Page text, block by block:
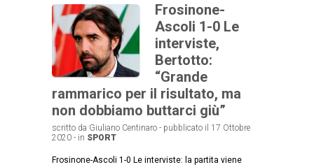
Frosinone-
Ascoli 1-0 Le
interviste,
Bertotto:
“Grande
rammarico per il risultato, ma
non dobbiamo buttarci giù”
scritto da Giuliano Centinaro - pubblicato il 17 Ottobre
2020 - in SPORT
Frosinone-Ascoli 1-0 Le interviste: la partita viene